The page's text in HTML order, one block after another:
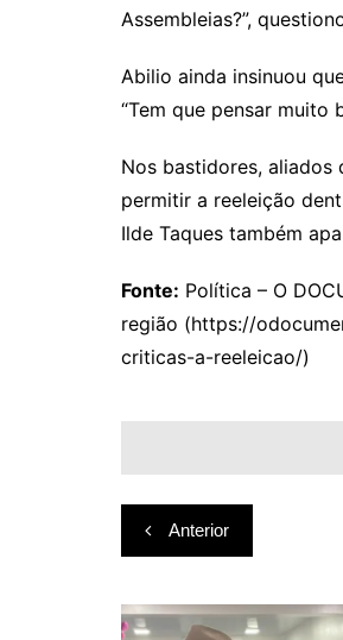
Assembleias?”,
Abilio ainda insinuou
“Tem que pensar muito
Nos bastidores, aliados
permitir a reeleição
Ilde Taques também
Fonte: Política – O
região (https://
criticas-a-reeleicao/)
Navegação
de
Post
Anterior